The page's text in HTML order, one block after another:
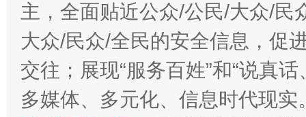
主，全面贴近公众/公民/大众/民
大众/民众/全民的安全信息，促
交往；展现“服务百姓”和“说真
多媒体、多元化、信息时代现实